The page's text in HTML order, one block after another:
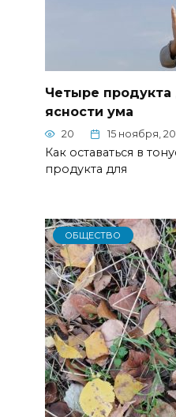
Четыре продукта
ясности ума
20 15 ноября,
Как оставаться в
продукта для
ОБЩЕСТВО